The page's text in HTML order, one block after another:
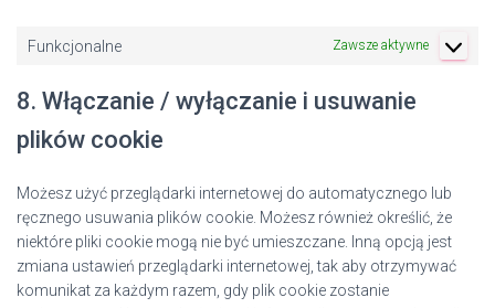
Funkcjonalne Zawsze aktywne
8. Włączanie / wyłączanie i usuwanie
plików cookie
Możesz użyć przeglądarki internetowej do automatycznego lub
ręcznego usuwania plików cookie. Możesz również określić, że
niektóre pliki cookie mogą nie być umieszczane. Inną opcją jest
zmiana ustawień przeglądarki internetowej, tak aby otrzymywać
komunikat za każdym razem, gdy plik cookie zostanie